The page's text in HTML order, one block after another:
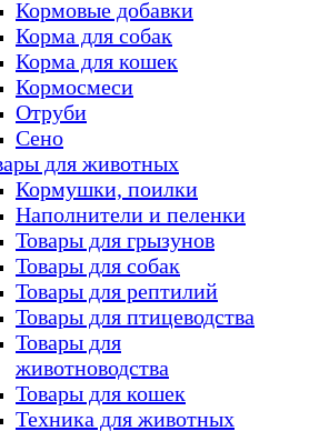
Кормовые добавки
Корма для собак
Корма для кошек
Кормосмеси
Отруби
Сено
для животных
Кормушки, поилки
Наполнители и пеленки
Товары для грызунов
Товары для собак
Товары для рептилий
Товары для птицеводства
Товары для
животноводства
Товары для кошек
Техника для животных